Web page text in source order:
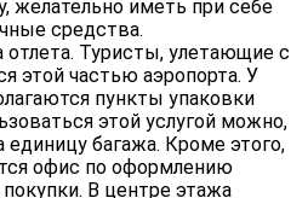
желательно иметь при себе
средства.
отлета. Туристы, улетающие с
этой частью аэропорта. У
пункты упаковки
этой услугой можно,
единицу багажа. Кроме этого,
офис по оформлению
покупки. В центре этажа